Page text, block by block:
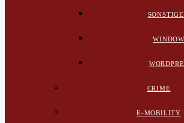
CRIME
E-MOBILITY